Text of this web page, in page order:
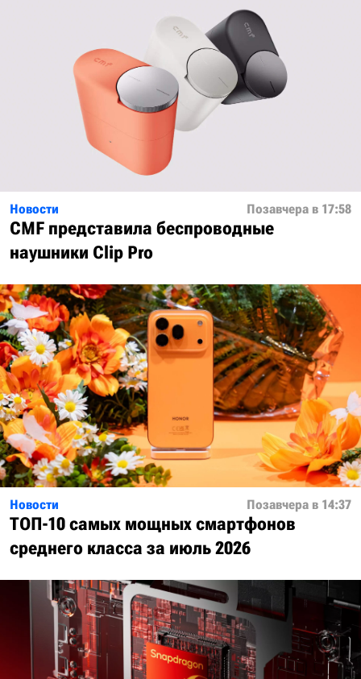
Новости Позавчера в 17:58
CMF представила беспроводные
наушники Clip Pro
Новости Позавчера в 14:37
ТОП-10 самых мощных смартфонов
среднего класса за июль 2026